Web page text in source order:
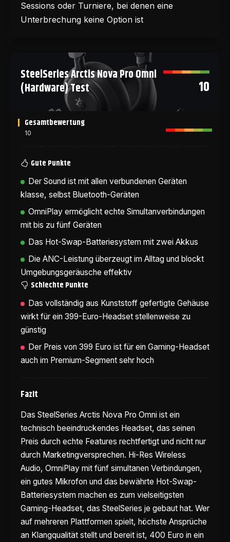
Sessions oder Turniere, bei denen eine
Unterbrechung keine Option ist
SteelSeries Arctis Nova Pro Omni
(Hardware) Test
10
Gesamtbewertung
10
Gute Punkte
Der Sound ist mit allen verbundenen Geräten
klasse, selbst Bluetooth-Geräten
OmniPlay ermöglicht echte Simultanverbindungen
mit bis zu fünf Geräten
Das Hot-Swap-Batteriesystem mit zwei Akkus
Die ANC-Leistung überzeugt im Alltag und blockt
Umgebungsgeräusche effektiv
Schlechte Punkte
Das vollständig aus Kunststoff gefertigte Gehäuse
wirkt für ein 399-Euro-Headset stellenweise zu
günstig
Der Preis von 399 Euro ist für ein Gaming-Headset
auch im Premium-Segment sehr hoch
Fazit
Das SteelSeries Arctis Nova Pro Omni ist ein
technisch beeindruckendes Headset, das seinen
Preis durch echte Features rechtfertigt und nicht nur
durch Marketingversprechen. Hi-Res Wireless
Audio, OmniPlay mit fünf simultanen Verbindungen,
ein gutes Mikrofon und das bewährte Hot-Swap-
Batteriesystem machen es zum vielseitigsten
Gaming-Headset, das SteelSeries je gebaut hat. Wer
auf mehreren Plattformen spielt, höchste Ansprüche
an Klangqualität stellt und bereit ist, 400 Euro in ein